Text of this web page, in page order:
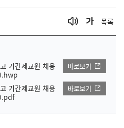
목록
기간제교원 채용
바로보기
기간제교원 채용
바로보기